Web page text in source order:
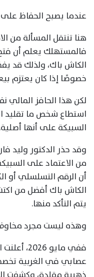
عندما يصبح الحفاظ
هنا تنتقل المسألة من
فالمستهلك يعلم أن
الكاش باك، ولذلك قد
خصوصًا إذا كان يعتزم
لكن هذا الحافز
استطاع شخص ما تقليد
السبيكة على أنها أصلية.
وقد حذر الدكتور وليد
من الاعتماد على
أن الرقم التسلسلي أو
الكاش باك أفضل من
يتم التأكد منها.
وهذه ليست مجرد
ففي مايو
عصابي في الغربية